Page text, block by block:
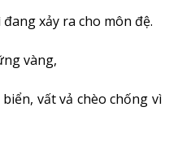
xảy ra cho môn đệ.
vàng,
vất vả chèo chống vì